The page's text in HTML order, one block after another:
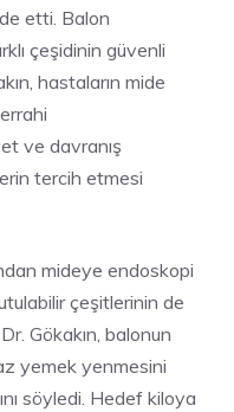
etti. Balon
çeşidinin güvenli
hastaların mide
ve davranış
tercih etmesi
mideye endoskopi
çeşitlerinin de
Gökakın, balonun
yemek yenmesini
söyledi. Hedef kiloya